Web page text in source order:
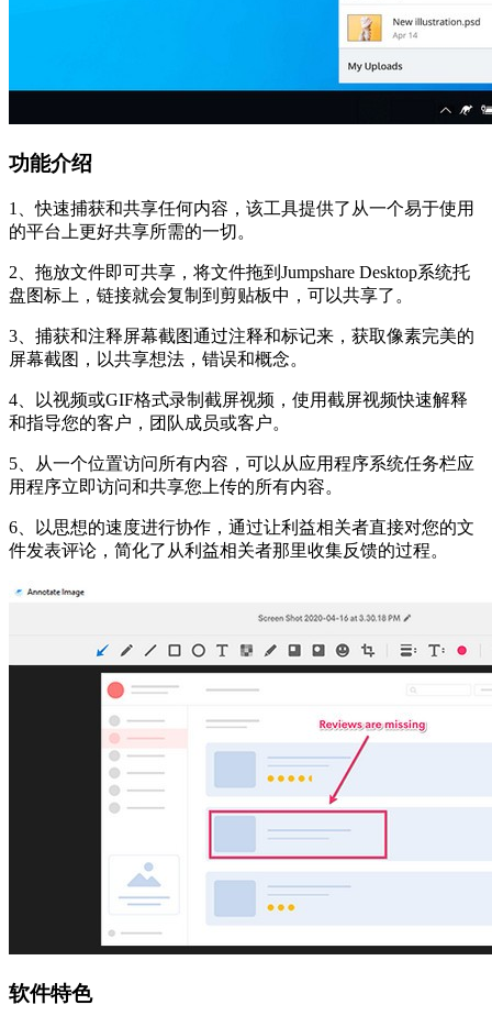
功能介绍
1、快速捕获和共享任何内容，该工具提供了从一个易于使用
的平台上更好共享所需的一切。
2、拖放文件即可共享，将文件拖到Jumpshare Desktop系统托
盘图标上，链接就会复制到剪贴板中，可以共享了。
3、捕获和注释屏幕截图通过注释和标记来，获取像素完美的
屏幕截图，以共享想法，错误和概念。
4、以视频或GIF格式录制截屏视频，使用截屏视频快速解释
和指导您的客户，团队成员或客户。
5、从一个位置访问所有内容，可以从应用程序系统任务栏应
用程序立即访问和共享您上传的所有内容。
6、以思想的速度进行协作，通过让利益相关者直接对您的文
件发表评论，简化了从利益相关者那里收集反馈的过程。
软件特色